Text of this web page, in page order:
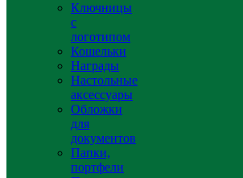
Ключницы
с
логотипом
Кошельки
Награды
Настольные
аксессуары
Обложки
для
документов
Папки,
портфели